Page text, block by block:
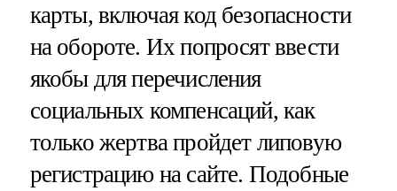
карты, включая код безопасности
на обороте. Их попросят ввести
якобы для перечисления
социальных компенсаций, как
только жертва пройдет липовую
регистрацию на сайте. Подобные